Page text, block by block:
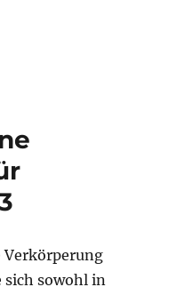
Verkörperung
sich sowohl in